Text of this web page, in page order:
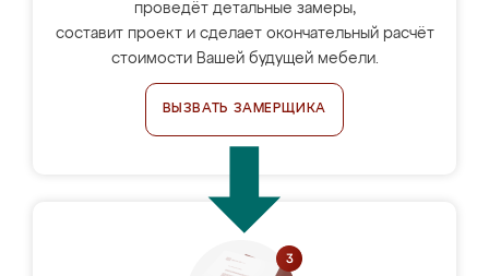
проведёт детальные замеры,
составит проект и сделает окончательный расчёт
стоимости Вашей будущей мебели.
ВЫЗВАТЬ ЗАМЕРЩИКА